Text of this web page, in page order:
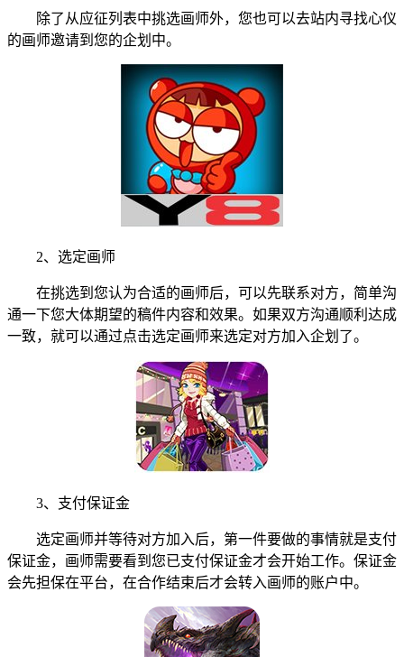
除了从应征列表中挑选画师外，您也可以去站内寻找心仪
的画师邀请到您的企划中。
2、选定画师
在挑选到您认为合适的画师后，可以先联系对方，简单沟
通一下您大体期望的稿件内容和效果。如果双方沟通顺利达成
一致，就可以通过点击选定画师来选定对方加入企划了。
3、支付保证金
选定画师并等待对方加入后，第一件要做的事情就是支付
保证金，画师需要看到您已支付保证金才会开始工作。保证金
会先担保在平台，在合作结束后才会转入画师的账户中。